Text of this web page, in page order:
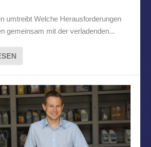
umtreibt Welche Herausforderungen
gemeinsam mit der verladenden...